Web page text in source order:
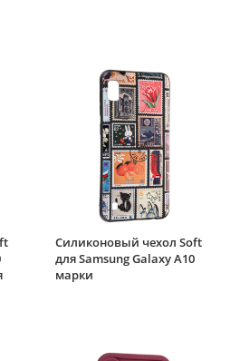
Силиконовый чехол Soft
для Samsung Galaxy A10
марки